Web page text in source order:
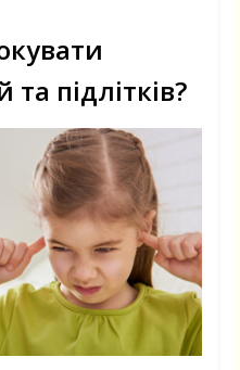
та підлітків?